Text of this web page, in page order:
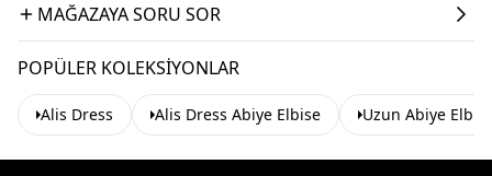
MAĞAZAYA SORU SOR
POPÜLER KOLEKSIYONLAR
Alis Dress Alis Dress Abiye Elbise Uzun Abiye